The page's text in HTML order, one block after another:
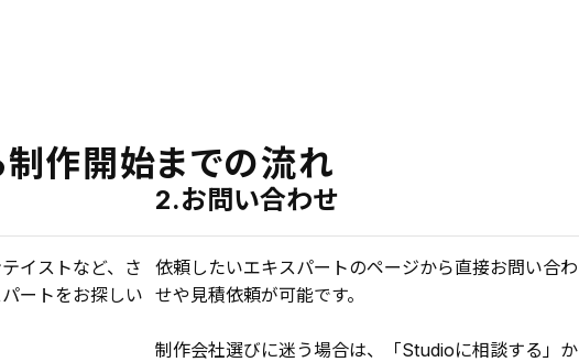
作開始までの流れ
イストなど、さ
ートをお探しい
2.お問い合わせ
依頼したいエキスパートのページから直接お問い合わ
せや見積依頼が可能です。
制作会社選びに迷う場合は、「Studioに相談する」か